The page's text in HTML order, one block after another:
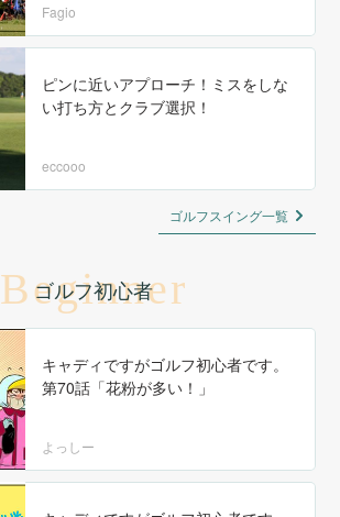
ゴルフスイング一覧
Fagio
ピンに近いアプローチ！ミスをしな
い打ち方とクラブ選択！
eccooo
ゴルフ初心者
Beginner
キャディですがゴルフ初心者です。
第70話「花粉が多い！」
よっしー